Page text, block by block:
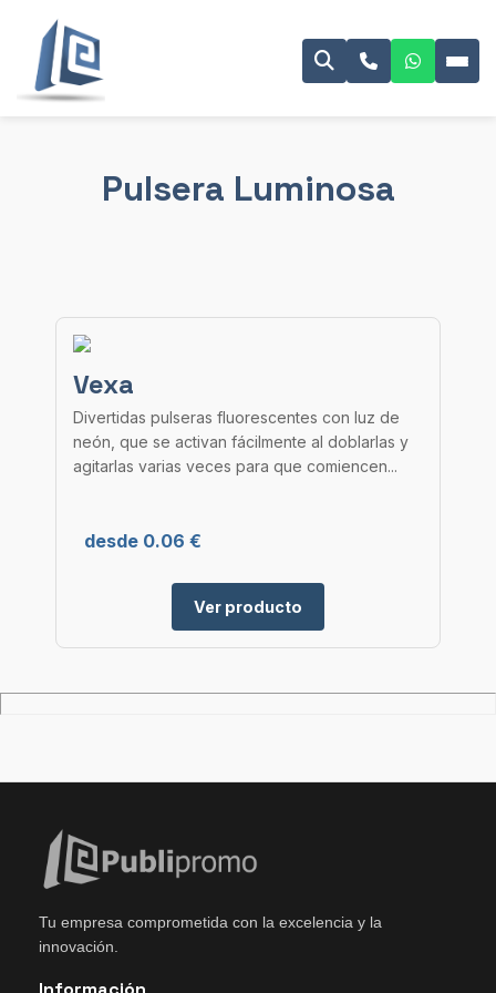
Pulsera Luminosa
Vexa
Divertidas pulseras fluorescentes con luz de
neón, que se activan fácilmente al doblarlas y
agitarlas varias veces para que comiencen...
desde 0.06 €
Ver producto
Tu empresa comprometida con la excelencia y la
innovación.